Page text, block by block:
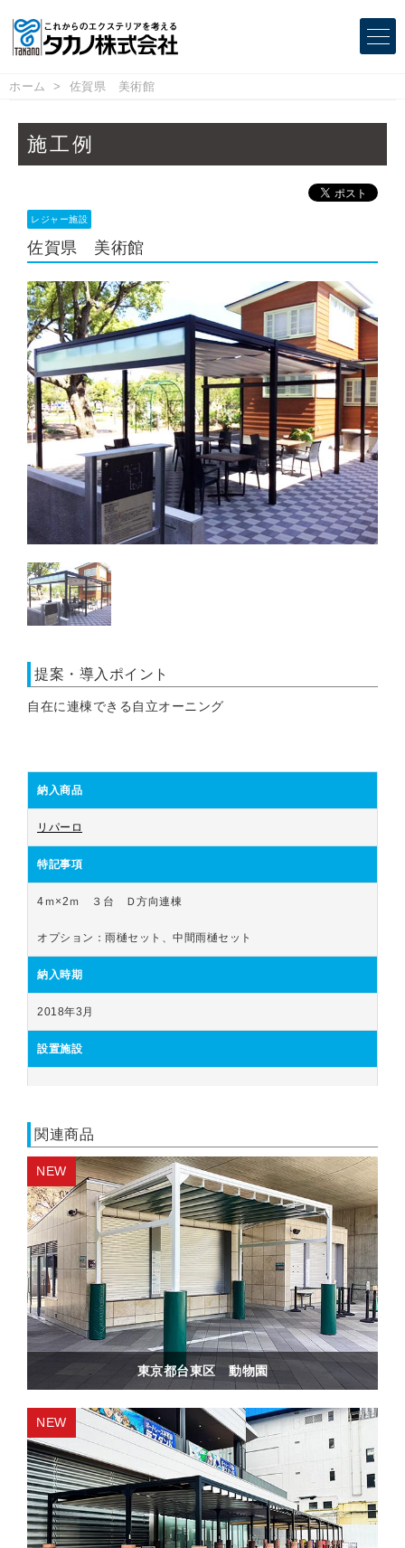
ホーム 佐賀県 美術館
施工例
レジャー施設
佐賀県 美術館
提案・導入ポイント
自在に連棟できる自立オーニング
納入商品
リパーロ
特記事項
4ｍ×2ｍ　３台　Ｄ方向連棟
オプション：雨樋セット、中間雨樋セット
納入時期
2018年3月
設置施設
関連商品
東京都台東区 動物園